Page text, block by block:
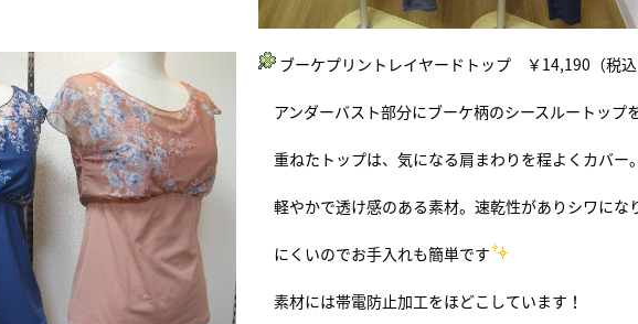
ブーケプリントレイヤードトップ ￥14,190（税
アンダーバスト部分にブーケ柄のシースルートップ
重ねたトップは、気になる肩まわりを程よくカバー
軽やかで透け感のある素材。速乾性がありシワにな
にくいのでお手入れも簡単です
素材には帯電防止加工をほどこしています！